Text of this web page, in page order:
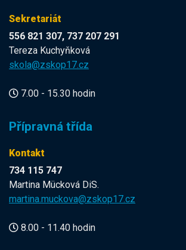
Sekretariát
556 821 307, 737 207 291
Tereza Kuchyňková
skola@zskop17.cz
7.00 - 15.30 hodin
Přípravná třída
Kontakt
734 115 747
Martina Mücková DiS.
martina.muckova@zskop17.cz
8.00 - 11.40 hodin